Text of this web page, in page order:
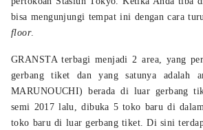
bisa mengunjungi tempat ini dengan cara
floor.
GRANSTA terbagi menjadi 2 area, yang
gerbang tiket dan yang satunya adalah
MARUNOUCHI) berada di luar gerbang
semi 2017 lalu, dibuka 5 toko baru di
toko baru di luar gerbang tiket. Di sini